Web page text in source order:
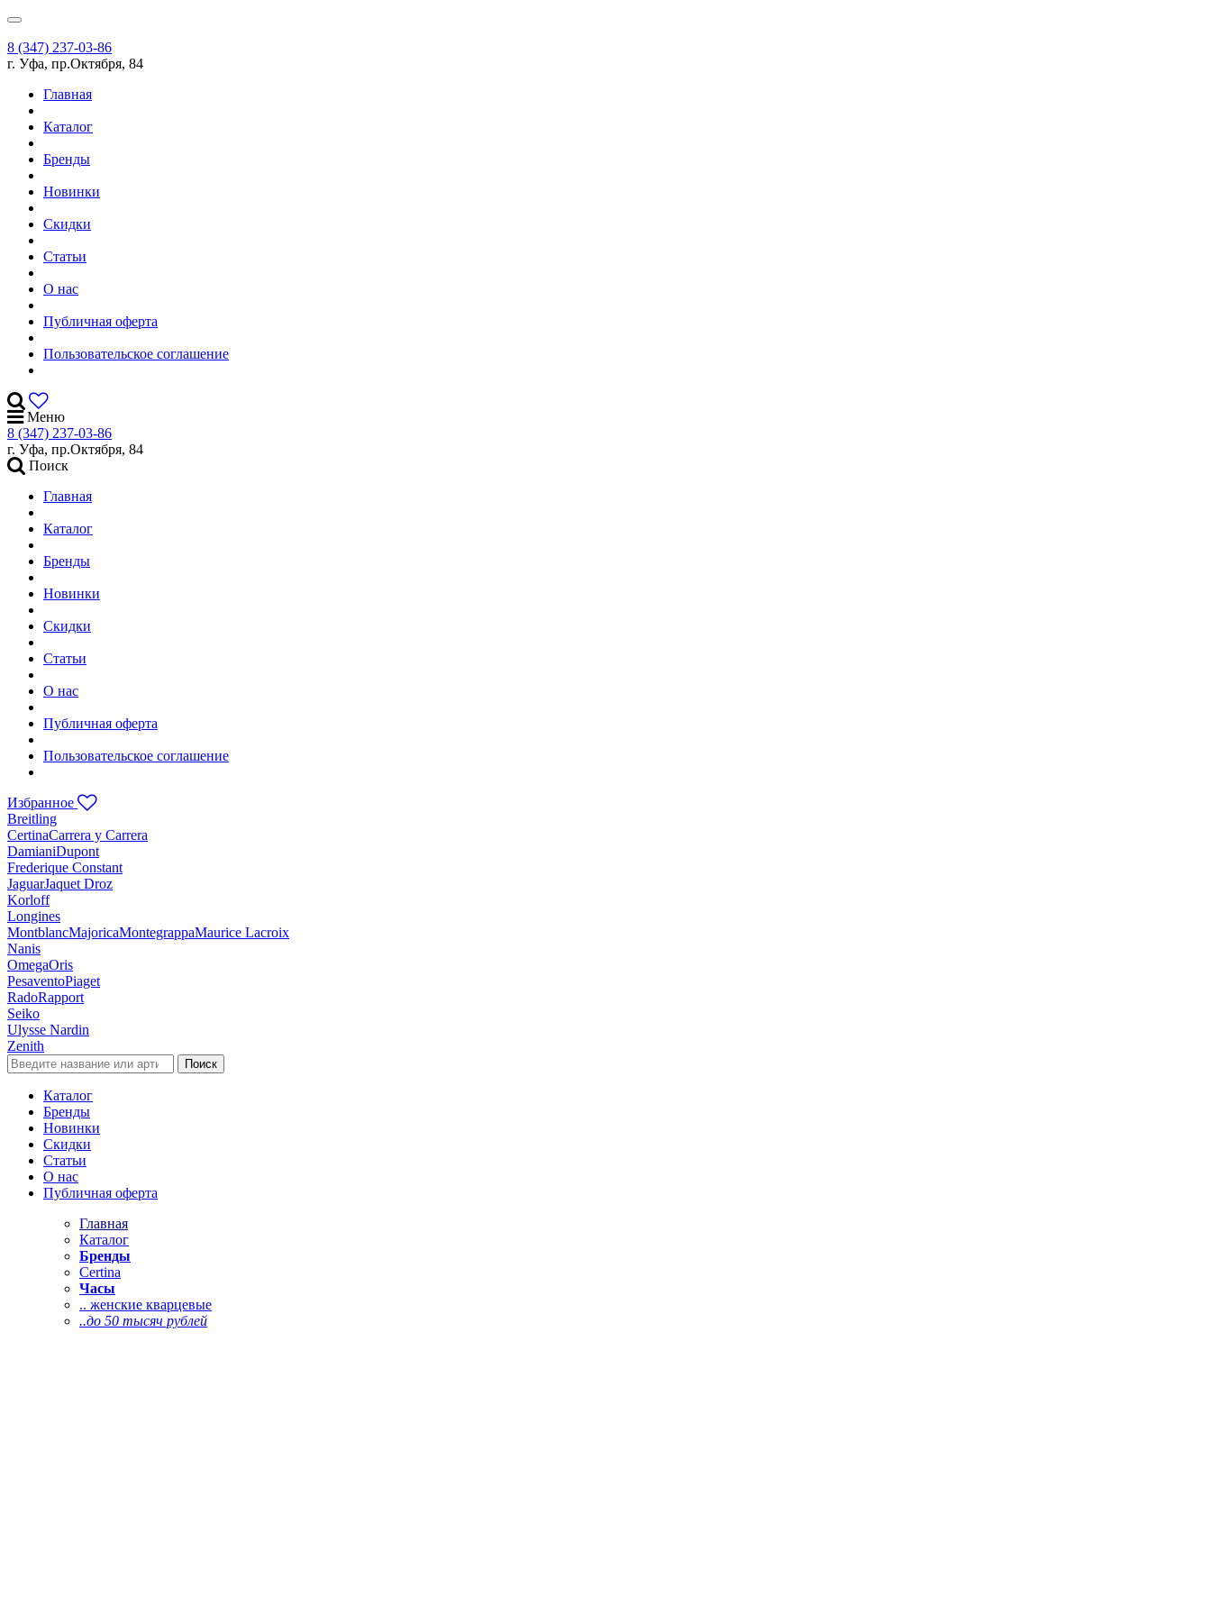
8 (347) 237-03-86
г. Уфа, пр.Октября, 84
Главная
Каталог
Бренды
Новинки
Скидки
Статьи
О нас
Публичная оферта
Пользовательское соглашение
Меню
8 (347) 237-03-86
г. Уфа, пр.Октября, 84
Поиск
Главная
Каталог
Бренды
Новинки
Скидки
Статьи
О нас
Публичная оферта
Пользовательское соглашение
Избранное
Breitling
CertinaCarrera y Carrera
DamianiDupont
Frederique Constant
JaguarJaquet Droz
Korloff
Longines
MontblancMajoricaMontegrappaMaurice Lacroix
Nanis
OmegaOris
PesaventoPiaget
RadoRapport
Seiko
Ulysse Nardin
Zenith
Поиск
Каталог
Бренды
Новинки
Скидки
Статьи
О нас
Публичная оферта
Главная
Каталог
Бренды
Certina
Часы
.. женские кварцевые
..до 50 тысяч рублей